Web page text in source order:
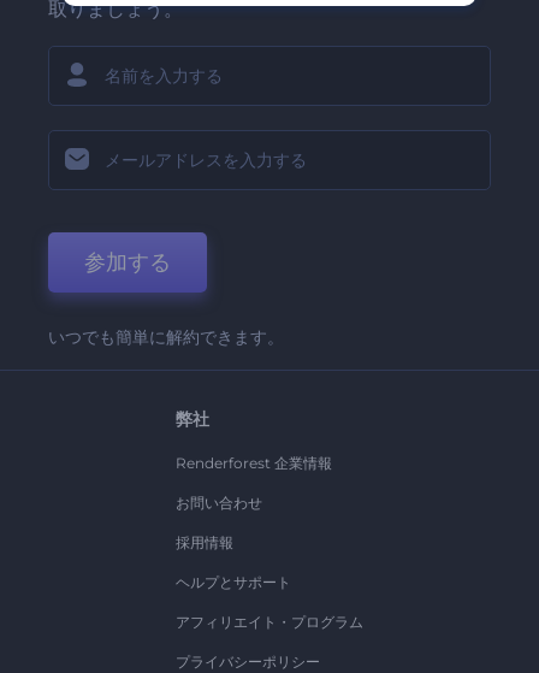
取りましょう。
参加する
いつでも簡単に解約できます。
弊社
Renderforest 企業情報
お問い合わせ
採用情報
ヘルプとサポート
アフィリエイト・プログラム
プライバシーポリシー